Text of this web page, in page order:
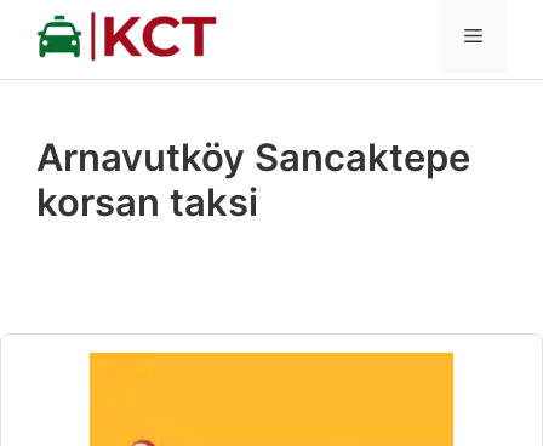
İçeriğe
MENÜ
Arnavutköy Sancaktepe
korsan taksi